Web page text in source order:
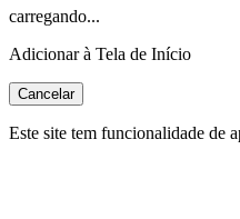
carregando...
Adicionar à Tela de Início
Cancelar
Este site tem funcionalidade de